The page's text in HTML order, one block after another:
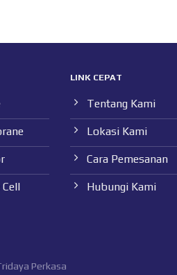
LINK CEPAT
Tentang Kami
Lokasi Kami
Cara Pemesanan
Hubungi Kami
Perkasa